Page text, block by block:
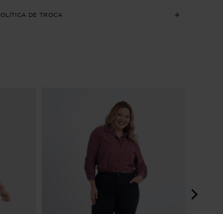
DE TROCA